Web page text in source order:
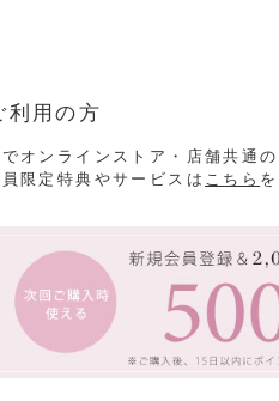
利用の方
オンラインストア・店舗共通
限定特典やサービスは こちら